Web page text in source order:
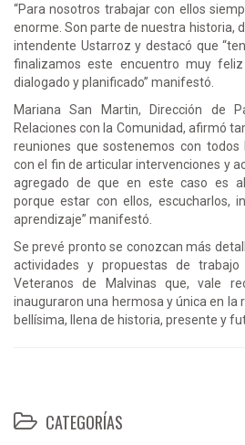
“Para nosotros trabajar con ellos
enorme. Son parte de nuestra historia,
intendente Ustarroz y destacó que
finalizamos este encuentro muy
dialogado y planificado” manifestó.
Mariana San Martin, Dirección de
Relaciones con la Comunidad, afirmó
reuniones que sostenemos con
con el fin de articular intervenciones y
agregado de que en este caso es
porque estar con ellos, escucharlos,
aprendizaje” manifestó.
Se prevé pronto se conozcan más
actividades y propuestas de
Veteranos de Malvinas que, vale
inauguraron una hermosa y única en la
bellísima, llena de historia, presente y
CATEGORÍAS